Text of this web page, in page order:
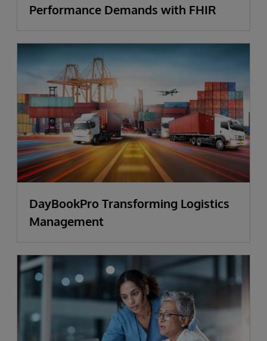
Performance Demands with FHIR
DayBookPro Transforming Logistics
Management